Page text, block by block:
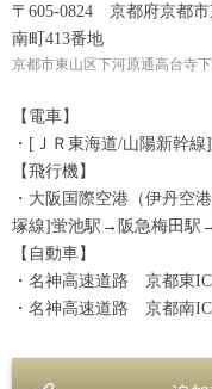
〒605-0824 京都府京都
南町413番地
京都市東山区下河原通高台寺
【電車】
・[ＪＲ東海道/山陽新幹
【飛行機】
・大阪国際空港（伊丹
塚線]蛍池駅→阪急梅田駅
【自動車】
・名神高速道路 京都東
・名神高速道路 京都南